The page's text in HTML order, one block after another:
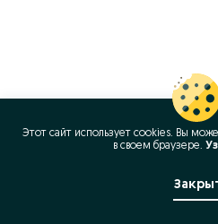
Этот сайт использует cookies. Вы
в своeм браузере.